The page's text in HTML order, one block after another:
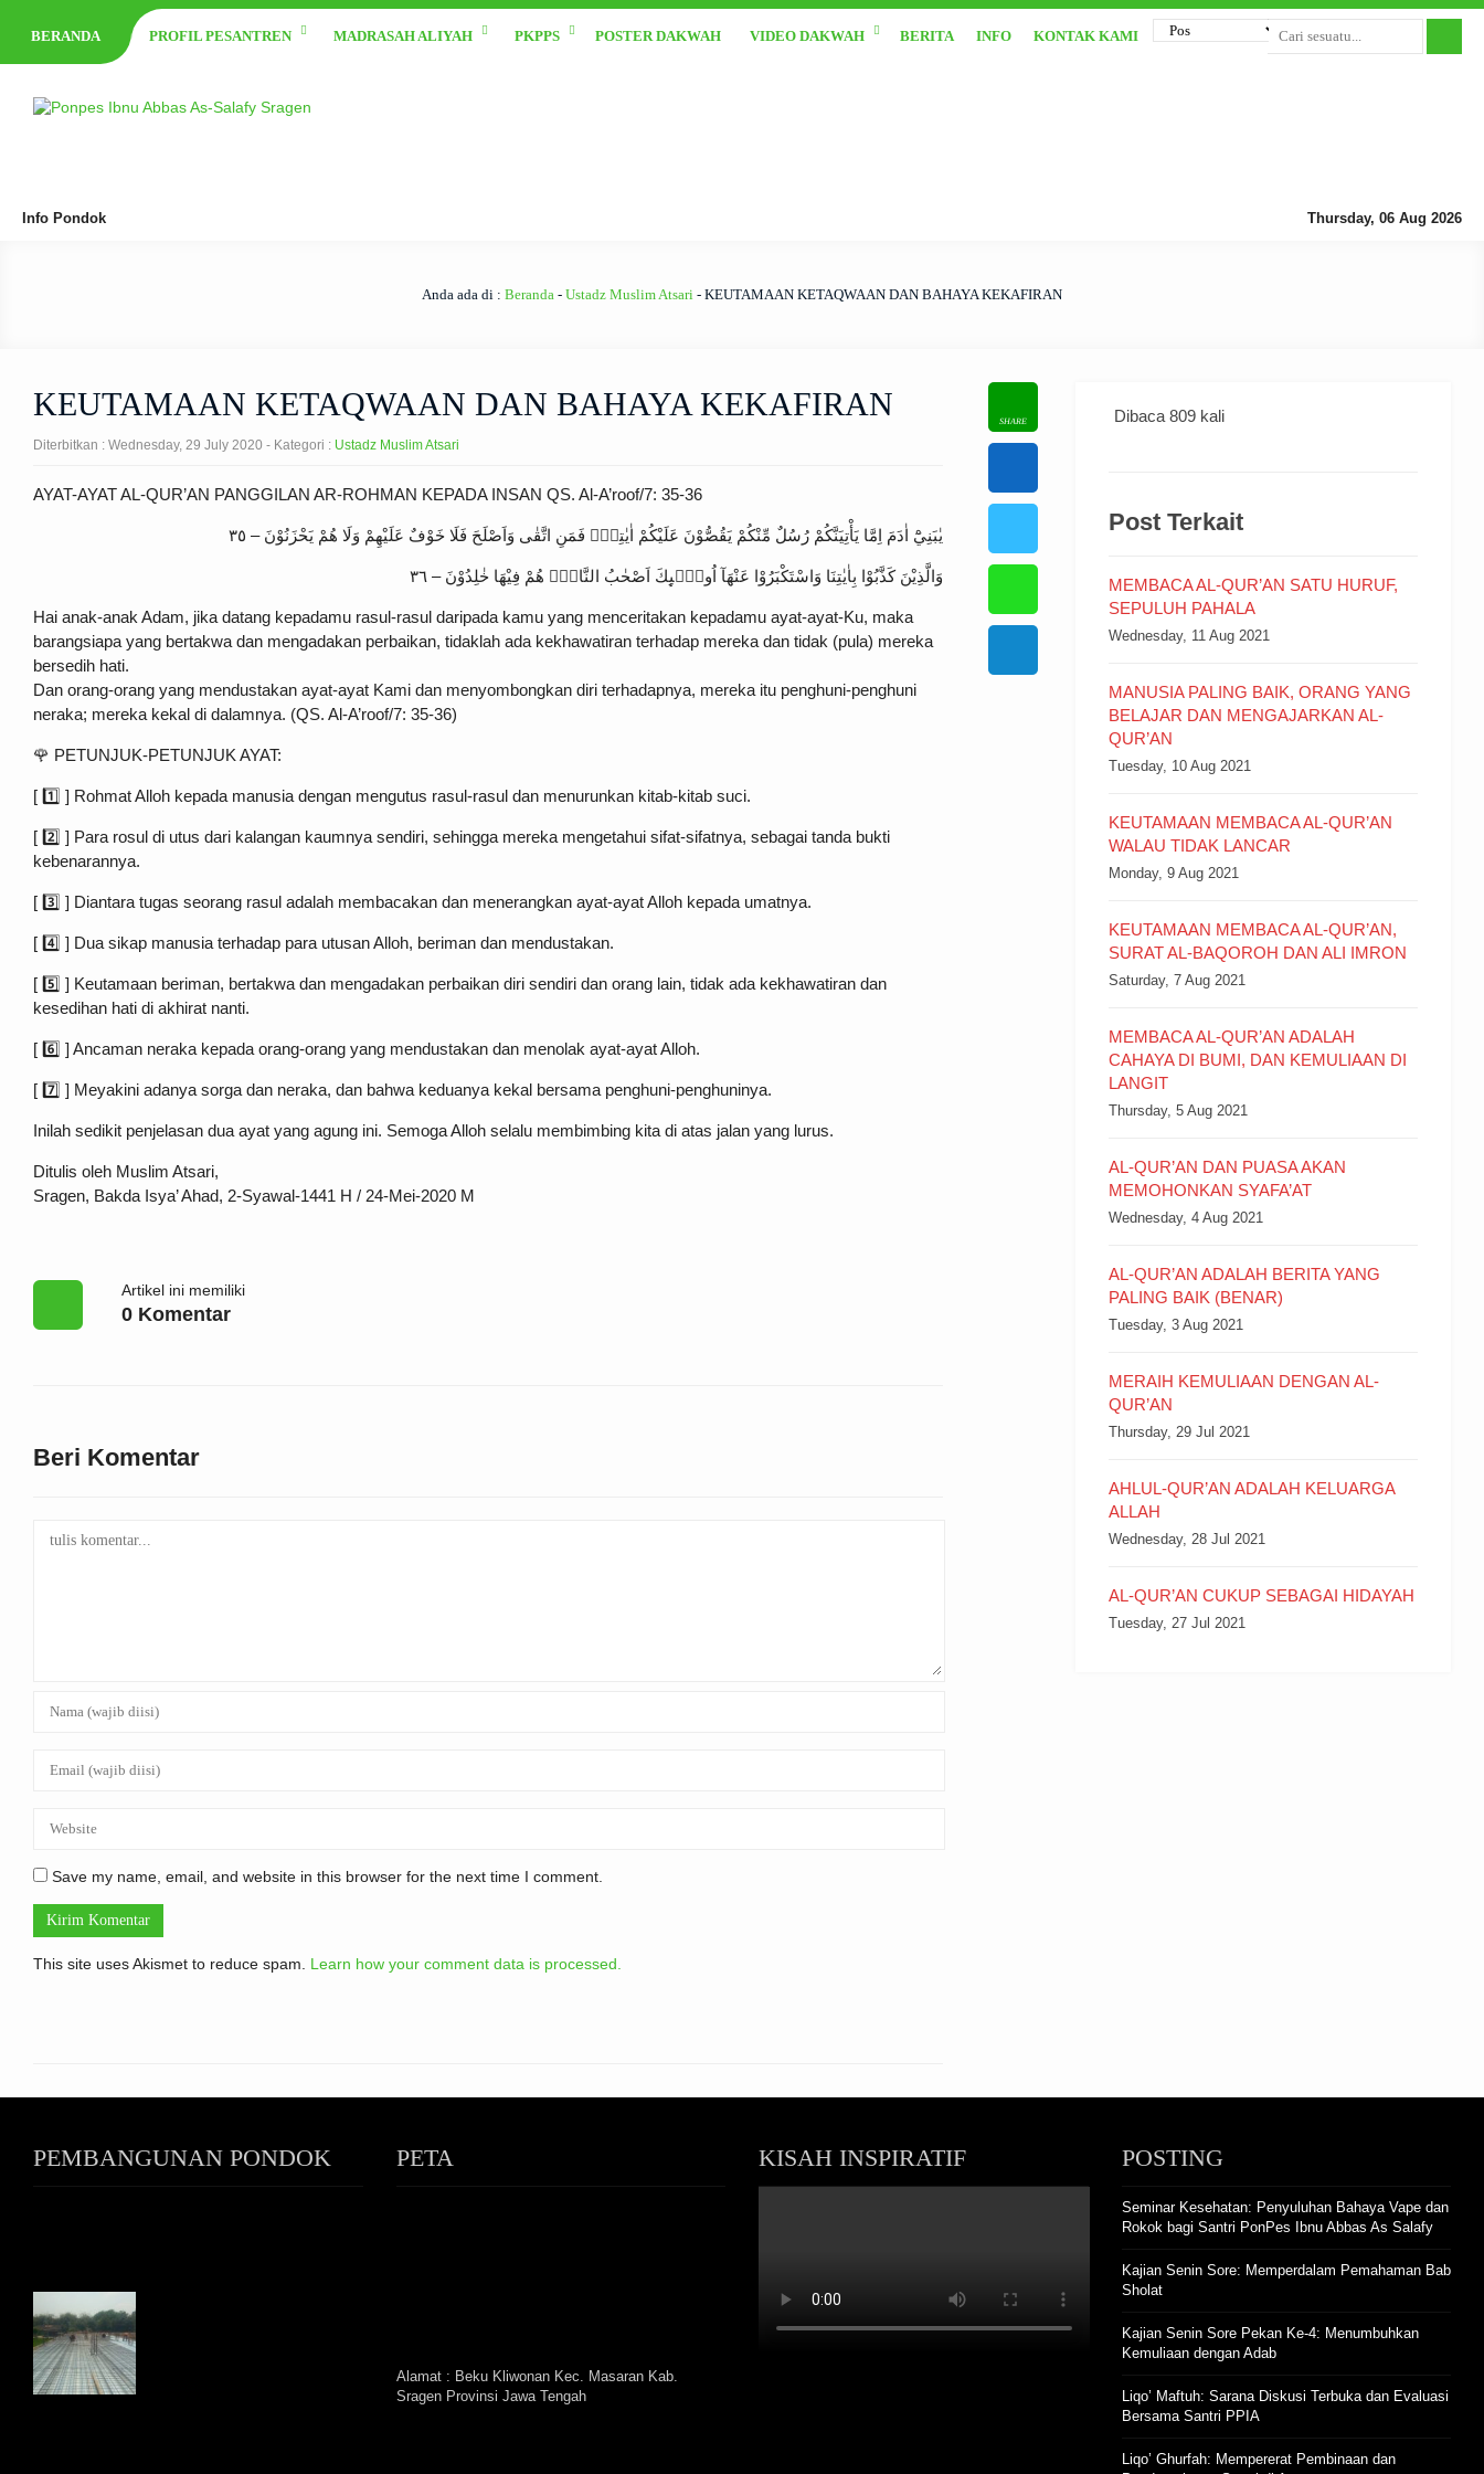
BERANDA PROFIL PESANTREN MADRASAH ALIYAH PKPPS POSTER DAKWAH VIDEO DAKWAH BERITA INFO KONTAK KAMI
Info Pondok Thursday, 06 Aug 2026
Anda ada di : Beranda - Ustadz Muslim Atsari - KEUTAMAAN KETAQWAAN DAN BAHAYA KEKAFIRAN
KEUTAMAAN KETAQWAAN DAN BAHAYA KEKAFIRAN
Diterbitkan : Wednesday, 29 July 2020 - Kategori : Ustadz Muslim Atsari
AYAT-AYAT AL-QUR’AN PANGGILAN AR-ROHMAN KEPADA INSAN QS. Al-A’roof/7: 35-36
يٰبَنِيْٓ اٰدَمَ اِمَّا يَأْتِيَنَّكُمْ رُسُلٌ مِّنْكُمْ يَقُصُّوْنَ عَلَيْكُمْ اٰيٰتِيْۙ فَمَنِ اتَّقٰى وَاَصْلَحَ فَلَا خَوْفٌ عَلَيْهِمْ وَلَا هُمْ يَحْزَنُوْنَ – ٣٥
وَالَّذِيْنَ كَذَّبُوْا بِاٰيٰتِنَا وَاسْتَكْبَرُوْا عَنْهَآ اُولٰۤىِٕكَ اَصْحٰبُ النَّارِۚ هُمْ فِيْهَا خٰلِدُوْنَ – ٣٦
Hai anak-anak Adam, jika datang kepadamu rasul-rasul daripada kamu yang menceritakan kepadamu ayat-ayat-Ku, maka
barangsiapa yang bertakwa dan mengadakan perbaikan, tidaklah ada kekhawatiran terhadap mereka dan tidak (pula) mereka
bersedih hati.
Dan orang-orang yang mendustakan ayat-ayat Kami dan menyombongkan diri terhadapnya, mereka itu penghuni-penghuni
neraka; mereka kekal di dalamnya. (QS. Al-A’roof/7: 35-36)
🌹 PETUNJUK-PETUNJUK AYAT:
[ 1️⃣ ] Rohmat Alloh kepada manusia dengan mengutus rasul-rasul dan menurunkan kitab-kitab suci.
[ 2️⃣ ] Para rosul di utus dari kalangan kaumnya sendiri, sehingga mereka mengetahui sifat-sifatnya, sebagai tanda bukti
kebenarannya.
[ 3️⃣ ] Diantara tugas seorang rasul adalah membacakan dan menerangkan ayat-ayat Alloh kepada umatnya.
[ 4️⃣ ] Dua sikap manusia terhadap para utusan Alloh, beriman dan mendustakan.
[ 5️⃣ ] Keutamaan beriman, bertakwa dan mengadakan perbaikan diri sendiri dan orang lain, tidak ada kekhawatiran dan
kesedihan hati di akhirat nanti.
[ 6️⃣ ] Ancaman neraka kepada orang-orang yang mendustakan dan menolak ayat-ayat Alloh.
[ 7️⃣ ] Meyakini adanya sorga dan neraka, dan bahwa keduanya kekal bersama penghuni-penghuninya.
Inilah sedikit penjelasan dua ayat yang agung ini. Semoga Alloh selalu membimbing kita di atas jalan yang lurus.
Ditulis oleh Muslim Atsari,
Sragen, Bakda Isya’ Ahad, 2-Syawal-1441 H / 24-Mei-2020 M
Artikel ini memiliki
0 Komentar
Beri Komentar
Save my name, email, and website in this browser for the next time I comment.
This site uses Akismet to reduce spam. Learn how your comment data is processed.
Dibaca 809 kali
Post Terkait
MEMBACA AL-QUR’AN SATU HURUF,
SEPULUH PAHALA
Wednesday, 11 Aug 2021
MANUSIA PALING BAIK, ORANG YANG
BELAJAR DAN MENGAJARKAN AL-
QUR’AN
Tuesday, 10 Aug 2021
KEUTAMAAN MEMBACA AL-QUR’AN
WALAU TIDAK LANCAR
Monday, 9 Aug 2021
KEUTAMAAN MEMBACA AL-QUR’AN,
SURAT AL-BAQOROH DAN ALI IMRON
Saturday, 7 Aug 2021
MEMBACA AL-QUR’AN ADALAH
CAHAYA DI BUMI, DAN KEMULIAAN DI
LANGIT
Thursday, 5 Aug 2021
AL-QUR’AN DAN PUASA AKAN
MEMOHONKAN SYAFA’AT
Wednesday, 4 Aug 2021
AL-QUR’AN ADALAH BERITA YANG
PALING BAIK (BENAR)
Tuesday, 3 Aug 2021
MERAIH KEMULIAAN DENGAN AL-
QUR’AN
Thursday, 29 Jul 2021
AHLUL-QUR’AN ADALAH KELUARGA
ALLAH
Wednesday, 28 Jul 2021
AL-QUR’AN CUKUP SEBAGAI HIDAYAH
Tuesday, 27 Jul 2021
PEMBANGUNAN PONDOK
PETA
Alamat : Beku Kliwonan Kec. Masaran Kab.
Sragen Provinsi Jawa Tengah
KISAH INSPIRATIF POSTING
Seminar Kesehatan: Penyuluhan Bahaya Vape dan
Rokok bagi Santri PonPes Ibnu Abbas As Salafy
Kajian Senin Sore: Memperdalam Pemahaman Bab
Sholat
Kajian Senin Sore Pekan Ke-4: Menumbuhkan
Kemuliaan dengan Adab
Liqo’ Maftuh: Sarana Diskusi Terbuka dan Evaluasi
Bersama Santri PPIA
Liqo’ Ghurfah: Mempererat Pembinaan dan